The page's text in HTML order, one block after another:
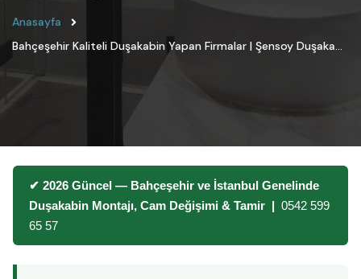
Anasayfa
Bahçeşehir Kaliteli Duşakabin Yapan Firmalar | Şensoy Duşaka...
✔ 2026 Güncel — Bahçeşehir ve İstanbul Genelinde
Duşakabin Montajı, Cam Değişimi & Tamir | 0542 599
65 57